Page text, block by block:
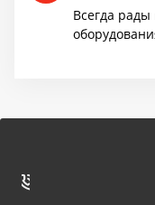
Акция TMF!
ПОВЫШЕНИЕ
Успей купить
Всегда